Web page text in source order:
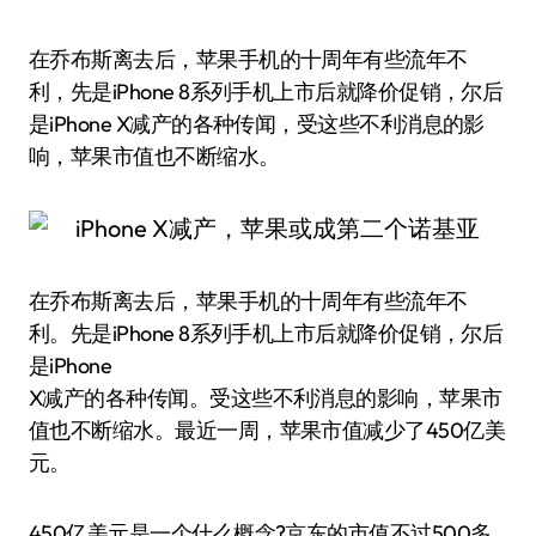
在乔布斯离去后，苹果手机的十周年有些流年不
利，先是iPhone 8系列手机上市后就降价促销，尔后
是iPhone X减产的各种传闻，受这些不利消息的影
响，苹果市值也不断缩水。
在乔布斯离去后，苹果手机的十周年有些流年不
利。先是iPhone 8系列手机上市后就降价促销，尔后
是iPhone
X减产的各种传闻。受这些不利消息的影响，苹果市
值也不断缩水。最近一周，苹果市值减少了450亿美
元。